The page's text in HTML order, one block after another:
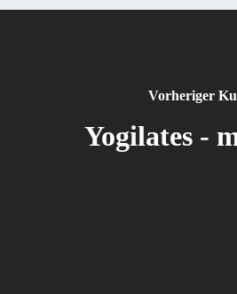
Vorheriger
Yogilates -